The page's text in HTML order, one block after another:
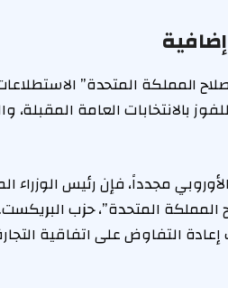
بالانتخابات العامة المقبلة،
مجدداً، فإن رئيس الوزراء
المتحدة”، حزب
إعادة التفاوض على اتفاقية